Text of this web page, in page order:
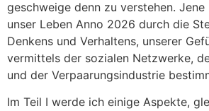
geschweige denn zu verstehen.
unser Leben Anno 2026 durch die
Denkens und Verhaltens, unserer
vermittels der sozialen Netzwerke,
und der Verpaarungsindustrie
Im Teil I werde ich einige Aspekte,